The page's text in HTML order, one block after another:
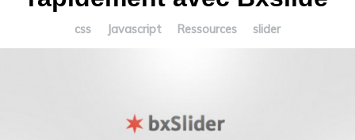
css Javascript Ressources slider